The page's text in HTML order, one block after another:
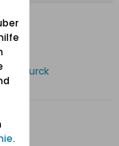
Gurck
.